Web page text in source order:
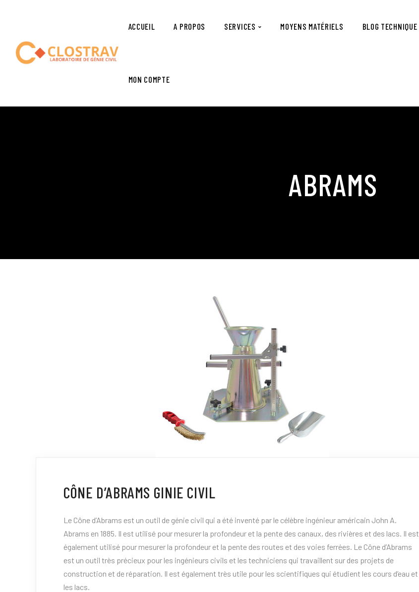
ACCUEIL A PROPOS SERVICES MOYENS MATÉRIELS BLOG TECHNIQUE
MON COMPTE
ABRAMS
CÔNE D’ABRAMS GINIE CIVIL
Le Cône d’Abrams est un outil de génie civil qui a été inventé par le célèbre ingénieur américain John A.
Abrams en 1885. Il est utilisé pour mesurer la profondeur et la pente des canaux, des rivières et des lacs. Il est
également utilisé pour mesurer la profondeur et la pente des routes et des voies ferrées. Le Cône d’Abrams
est un outil très précieux pour les ingénieurs civils et les techniciens qui travaillent sur des projets de
construction et de réparation. Il est également très utile pour les scientifiques qui étudient les cours d’eau et
les lacs.